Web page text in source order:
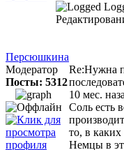
Персюшкина
Модератор
Посты: 5312
Re:Нужна
10 мес.
Соль есть
то, в каких
Немцы в